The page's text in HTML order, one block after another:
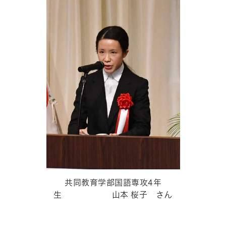
共同教育学部国語専攻4年
生 山本 桜子 さん